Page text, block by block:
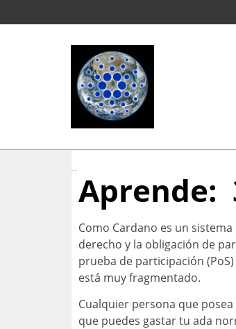
Aprende:
Como Cardano es un
derecho y la obligación de
prueba de participación
está muy fragmentado.
Cualquier persona que
que puedes gastar tu ada